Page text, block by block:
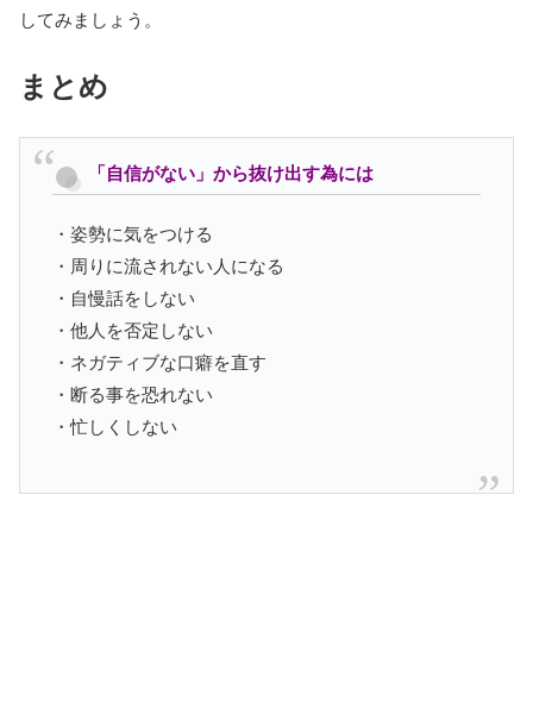
してみましょう。
まとめ
「自信がない」から抜け出す為には
・姿勢に気をつける
・周りに流されない人になる
・自慢話をしない
・他人を否定しない
・ネガティブな口癖を直す
・断る事を恐れない
・忙しくしない